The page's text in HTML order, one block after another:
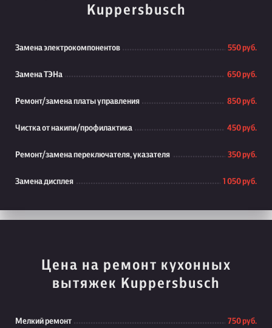
Kuppersbusch
Замена электрокомпонентов 550 руб.
Замена ТЭНа 650 руб.
Ремонт/замена платы управления 850 руб.
Чистка от накипи/профилактика 450 руб.
Ремонт/замена переключателя, указателя 350 руб.
Замена дисплея 1 050 руб.
Цена на ремонт кухонных
вытяжек Kuppersbusch
Мелкий ремонт 750 руб.